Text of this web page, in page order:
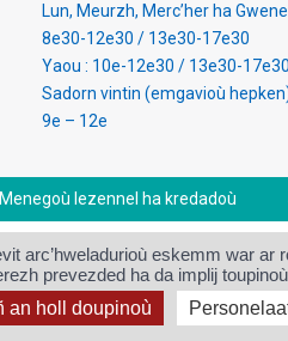
Lun, Meurzh, Merc’her ha
8e30-12e30 / 13e30-17e30
Yaou : 10e-12e30 / 13e30-17e30
Sadorn vintin (emgavioù
9e – 12e
Menegoù lezennel ha kredadoù
arc’hweladurioù eskemm war
prevezded ha da implij
an holl doupinoù